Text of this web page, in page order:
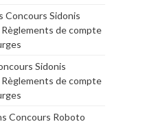
Concours Sidonis
de compte
Sidonis
de compte
Concours Roboto